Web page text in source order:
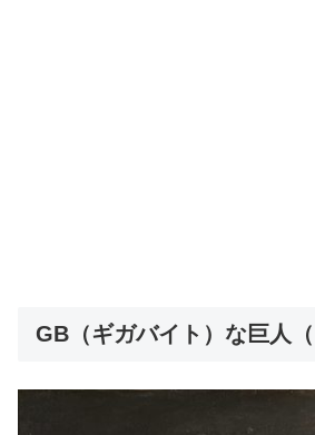
GB（ギガバイト）な巨人（